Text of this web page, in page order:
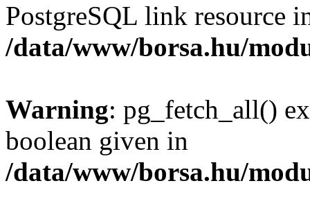
PostgreSQL link resource
/data/www/borsa.hu/
Warning: pg_fetch_all()
boolean given in
/data/www/borsa.hu/